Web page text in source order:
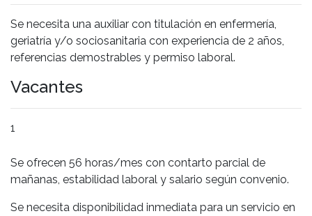
Se necesita una auxiliar con titulación en enfermería,
geriatría y/o sociosanitaria con experiencia de 2 años,
referencias demostrables y permiso laboral.
Vacantes
1
Se ofrecen 56 horas/mes con contarto parcial de
mañanas, estabilidad laboral y salario según convenio.
Se necesita disponibilidad inmediata para un servicio en